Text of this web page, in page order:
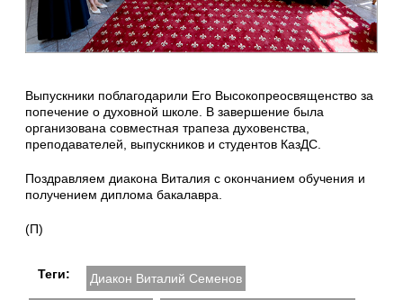
Выпускники поблагодарили Его Высокопреосвященство за
попечение о духовной школе. В завершение была
организована совместная трапеза духовенства,
преподавателей, выпускников и студентов КазДС.
Поздравляем диакона Виталия с окончанием обучения и
получением диплома бакалавра.
(П)
Теги: Диакон Виталий Семенов